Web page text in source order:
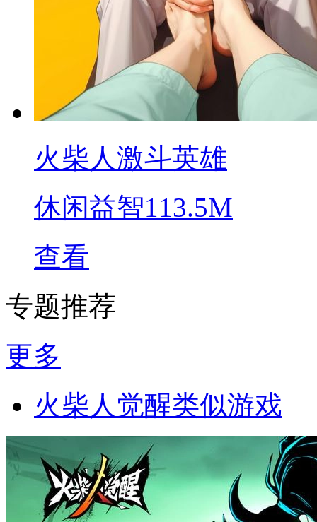
火柴人激斗英雄
休闲益智113.5M
查看
专题推荐
更多
火柴人觉醒类似游戏